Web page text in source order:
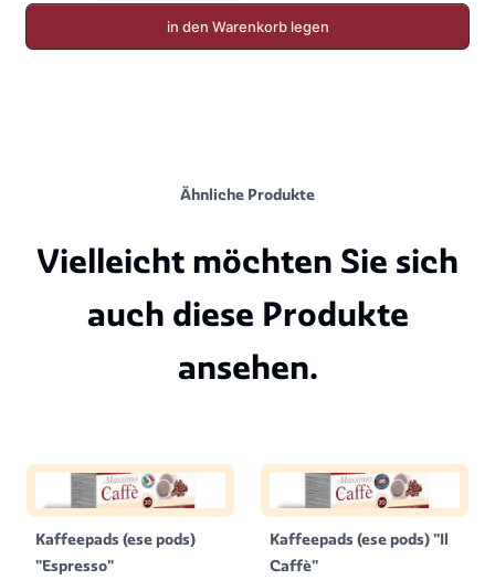
in den Warenkorb legen
Ähnliche Produkte
Vielleicht möchten Sie sich
auch diese Produkte
ansehen.
Kaffeepads (ese pods)
"Espresso"
Kaffeepads (ese pods) "Il
Caffè"